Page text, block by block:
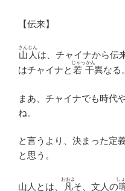
【伝来】
山人
さんじん
は、チャイナから伝
はチャイナと 若干
じゃっかん
異なる。
まあ、チャイナでも時代
ね。
と言うより、決まった定
と思う。
山人とは、 凡
おおよ
そ、文人の
し